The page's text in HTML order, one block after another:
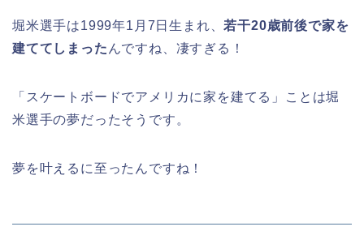
堀米選手は1999年1月7日生まれ、若干20歳前後で家を
建ててしまった んですね、凄すぎる！
「スケートボードでアメリカに家を建てる」ことは堀
米選手の夢だったそうです。
夢を叶えるに至ったんですね！